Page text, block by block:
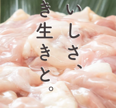
おいしさ、
生き生きと。